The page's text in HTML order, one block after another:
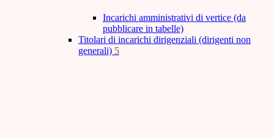
Incarichi amministrativi di vertice (da
pubblicare in tabelle)
Titolari di incarichi dirigenziali (dirigenti non
generali) 5